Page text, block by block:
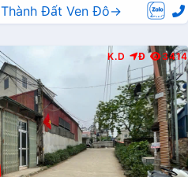
Thành Đất Ven Đô→
K.D Đ 3414